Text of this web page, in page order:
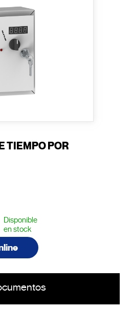
TIEMPO POR
Disponible
en stock